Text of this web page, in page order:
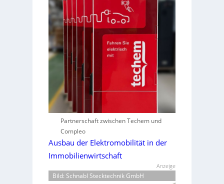
Partnerschaft zwischen Techem und
Compleo
Ausbau der Elektromobilität in der
Immobilienwirtschaft
Anzeige
Bild: Schnabl Stecktechnik GmbH